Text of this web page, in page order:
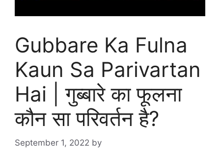
Gubbare Ka Fulna
Kaun Sa Parivartan
Hai | गुब्बारे का फूलना
कौन सा परिवर्तन है?
September 1, 2022 by